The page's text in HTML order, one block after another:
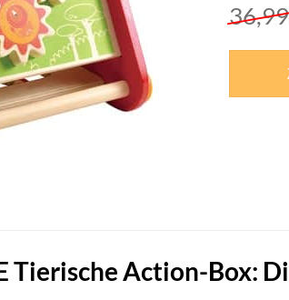
Tierische Action-Box: